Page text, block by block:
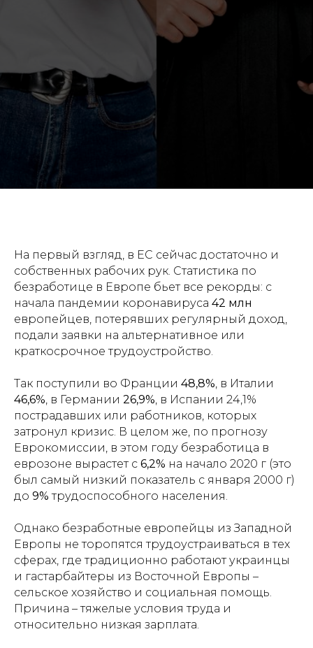
На первый взгляд, в ЕС сейчас достаточно и
собственных рабочих рук. Статистика по
безработице в Европе бьет все рекорды: с
начала пандемии коронавируса 42 млн
европейцев, потерявших регулярный доход,
подали заявки на альтернативное или
краткосрочное трудоустройство.
Так поступили во Франции 48,8%, в Италии
46,6%, в Германии 26,9%, в Испании 24,1%
пострадавших или работников, которых
затронул кризис. В целом же, по прогнозу
Еврокомиссии, в этом году безработица в
еврозоне вырастет с 6,2% на начало 2020 г (это
был самый низкий показатель с января 2000 г)
до 9% трудоспособного населения.
Однако безработные европейцы из Западной
Европы не торопятся трудоустраиваться в тех
сферах, где традиционно работают украинцы
и гастарбайтеры из Восточной Европы –
сельское хозяйство и социальная помощь.
Причина – тяжелые условия труда и
относительно низкая зарплата.